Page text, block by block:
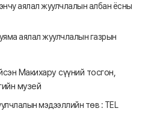
аялал жуулчлалын албан ёсны
аялал жуулчлалын газрын
Макихару сүүний тосгон,
музей
мэдээллийн төв : TEL